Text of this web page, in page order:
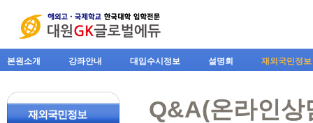
본원소개 강좌안내 대입수시정보 설명회 재외국민정보
재외국민정보 Q&A(온라인상